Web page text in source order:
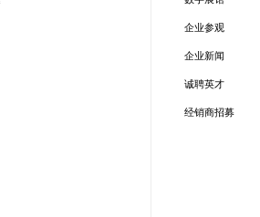
企业参观
企业新闻
诚聘英才
经销商招募